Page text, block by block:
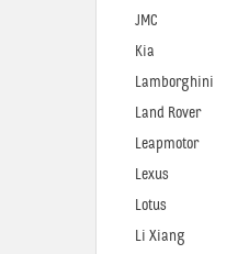
JMC
Kia
Lamborghini
Land Rover
Leapmotor
Lexus
Lotus
Li Xiang